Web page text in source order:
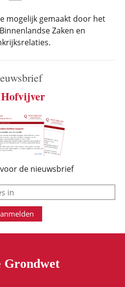
mogelijk gemaakt door het
Zaken en
de nieuwsbrief
e-mail
Grondwet